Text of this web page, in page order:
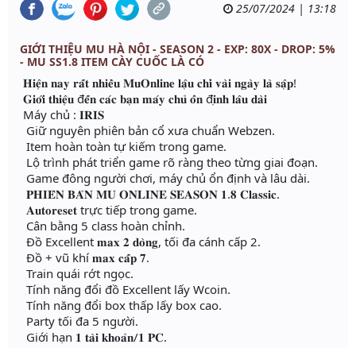
25/07/2024 | 13:18
GIỚI THIỆU MU HÀ NỘI - SEASON 2 - EXP: 80X - DROP: 5%
- MU SS1.8 ITEM CÀY CUỐC LÀ CÓ
𝐇𝐢𝐞̣̂𝐧 𝐧𝐚𝐲 𝐫𝐚̂́𝐭 𝐧𝐡𝐢𝐞̂̀𝐮 𝐌𝐮𝐎𝐧𝐥𝐢𝐧𝐞 𝐥𝐚̣̂𝐮 𝐜𝐡𝐢̉ 𝐯𝐚̀𝐢 𝐧𝐠𝐚̀𝐲 𝐥𝐚̀ 𝐬𝐚̣̂𝐩!
𝐆𝐢𝐨̛́𝐢 𝐭𝐡𝐢𝐞̣̂𝐮 đ𝐞̂́𝐧 𝐜𝐚́𝐜 𝐛𝐚̣𝐧 𝐦𝐚́𝐲 𝐜𝐡𝐮̉ 𝐨̂̉𝐧 đ𝐢̣𝐧𝐡 𝐥𝐚̂𝐮 𝐝𝐚̀𝐢
Máy chủ : 𝐈𝐑𝐈𝐒
Giữ nguyên phiên bản cổ xưa chuẩn Webzen.
Item hoàn toàn tự kiếm trong game.
Lộ trình phát triển game rõ ràng theo từng giai đoạn.
Game đông người chơi, máy chủ ổn định và lâu dài.
𝐏𝐇𝐈𝐄̂𝐍 𝐁𝐀̉𝐍 𝐌𝐔 𝐎𝐍𝐋𝐈𝐍𝐄 𝐒𝐄𝐀𝐒𝐎𝐍 𝟏.𝟖 𝐂𝐥𝐚𝐬𝐬𝐢𝐜.
𝐀𝐮𝐭𝐨𝐫𝐞𝐬𝐞𝐭 trực tiếp trong game.
Cân bằng 5 class hoàn chỉnh.
Đồ Excellent 𝐦𝐚𝐱 𝟐 𝐝𝐨̀𝐧𝐠, tối đa cánh cấp 2.
Đồ + vũ khí 𝐦𝐚𝐱 𝐜𝐚̂́𝐩 𝟕.
Train quái rớt ngọc.
Tính năng đổi đồ Excellent lấy Wcoin.
Tính năng đổi box thấp lấy box cao.
Party tối đa 5 người.
Giới hạn 𝟏 𝐭𝐚̀𝐢 𝐤𝐡𝐨𝐚̉𝐧/𝟏 𝐏𝐂.